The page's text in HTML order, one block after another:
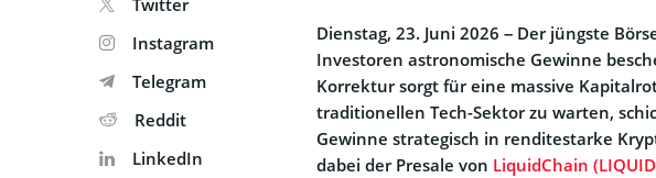
Instagram
Telegram
Reddit
LinkedIn
Dienstag, 23. Juni 2026 – Der jüngste
Investoren astronomische Gewinne
Korrektur sorgt für eine massive
traditionellen Tech-Sektor zu warten,
Gewinne strategisch in renditestarke
dabei der Presale von LiquidChain